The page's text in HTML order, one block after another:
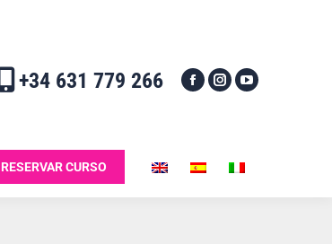
+34 631 779 266
RESERVAR CURSO